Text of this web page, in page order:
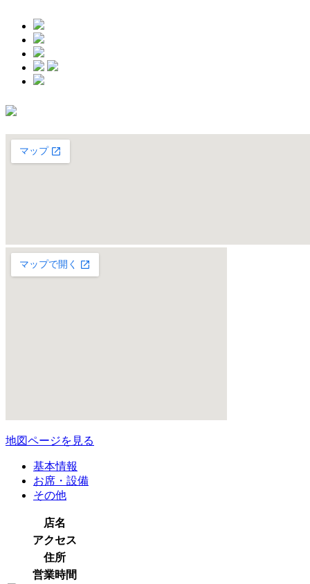
地図ページを見る
基本情報
お席・設備
その他
店名
アクセス
住所
営業時間